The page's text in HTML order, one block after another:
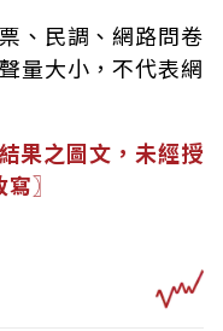
、民調、網路問卷
量大小，不代表網
果之圖文，未經授
〗